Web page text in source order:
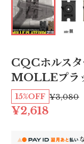
CQCホルスタ
MOLLEプラ
¥3,080
15%OFF
¥2,618